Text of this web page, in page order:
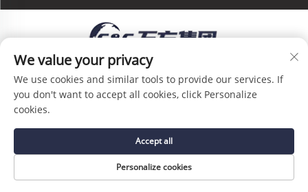
Direitos Autorais © C&C GLOBAL Logistics Co.,
Limited Todos os Direitos Reservados - Política de
Privacidade
PÁGINA INICIAL SERVIÇO E-MAIL TEL
We value your privacy
We use cookies and similar tools to provide our services. If
you don't want to accept all cookies, click Personalize
cookies.
Personalize cookies
Accept all